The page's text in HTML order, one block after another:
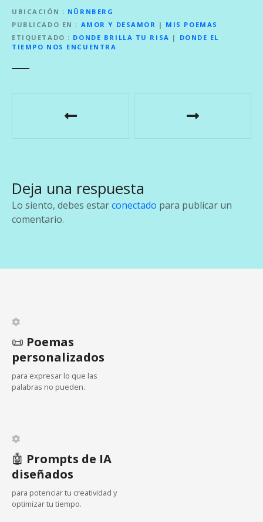
UBICACIÓN
NÜRNBERG
PUBLICADO EN
AMOR Y DESAMOR | MIS POEMAS
ETIQUETADO
DONDE BRILLA TU RISA | DONDE EL
TIEMPO NOS ENCUENTRA
g
a
i
n
d
e
e
t
r
a
d
Deja una respuesta
Lo siento, debes estarconectado para publicar un
comentario.
📜 Poemas
personalizados
para expresar lo que las
palabras no pueden.
🤖 Prompts de IA
diseñados
para potenciar tu creatividad y
optimizar tu tiempo.